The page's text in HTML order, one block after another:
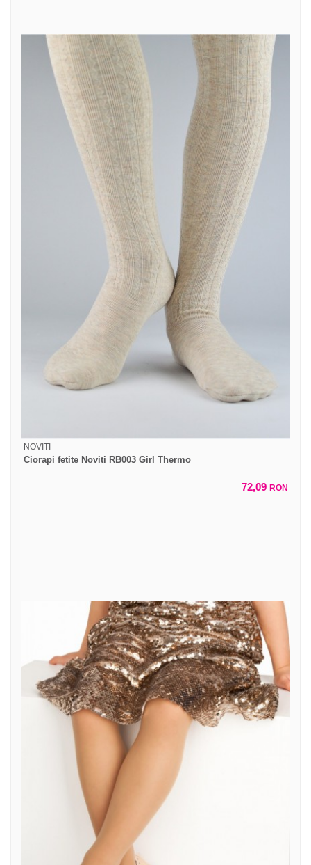
NOVITI
Ciorapi fetite Noviti RB003 Girl Thermo
72,09 RON